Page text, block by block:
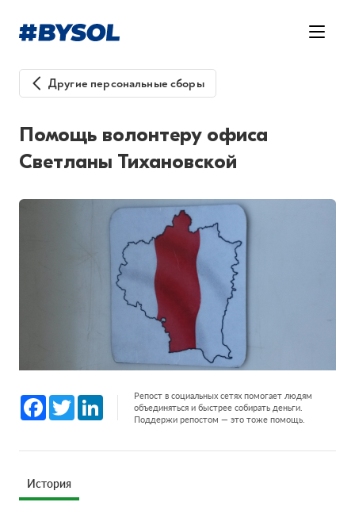
Другие персональные сборы
Помощь волонтеру офиса
Светланы Тихановской
Facebook
Twitter LinkedInРепост в социальных сетях помогает людям
объединяться и быстрее собирать деньги.
Поддержи репостом — это тоже помощь.
История